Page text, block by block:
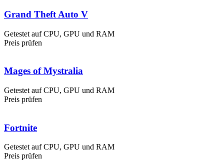
Grand Theft Auto V
Getestet auf CPU, GPU und RAM
Preis prüfen
Mages of Mystralia
Getestet auf CPU, GPU und RAM
Preis prüfen
Fortnite
Getestet auf CPU, GPU und RAM
Preis prüfen